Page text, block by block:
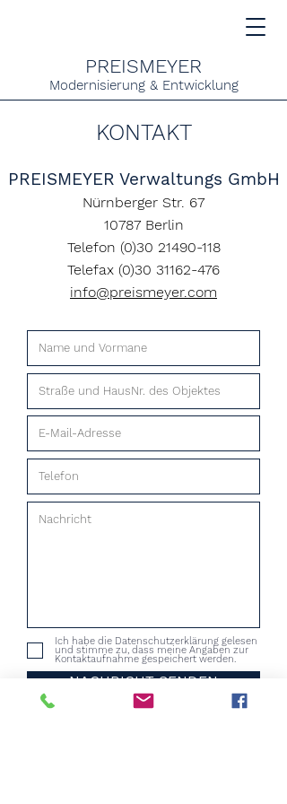
PREISMEYER
Modernisierung & Entwicklung
KONTAKT
PREISMEYER Verwaltungs GmbH
Nürnberger Str. 67
10787 Berlin
Telefon (0)30 21490-118
Telefax (0)30 31162-476
info@preismeyer.com
Ich habe die Datenschutzerklärung gelesen
und stimme zu, dass meine Angaben zur
Kontaktaufnahme gespeichert werden.
NACHRICHT SENDEN